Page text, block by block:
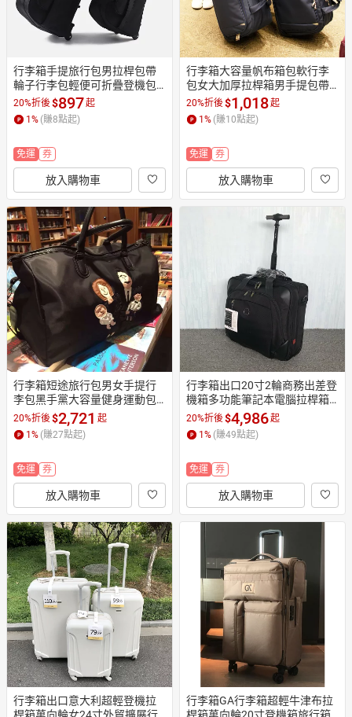
行李箱手提旅行包男拉桿包帶
輪子行李包輕便可折疊登機包
出差旅游收納袋
20%折後$897起
1 % (賺8點起)
免運 券
放入購物車
行李箱大容量帆布箱包軟行李
包女大加厚拉桿箱男手提包帶
輪子防水旅行袋
20%折後$1,018起
1 % (賺10點起)
免運 券
放入購物車
行李箱短途旅行包男女手提行
李包黑手黨大容量健身運動包
登機包旅游包袋
20%折後$2,721 起
1% (賺27點起)
免運 券
放入購物車
行李箱出口20寸2輪商務出差登
機箱多功能筆記本電腦拉桿箱
單肩手提包男
20%折後$4,986起
1% (賺49點起)
免運 券
放入購物車
行李箱出口意大利超輕登機拉
桿箱萬向輪女24寸外貿擴展行
行李箱GA行李箱超輕牛津布拉
桿箱萬向輪20寸登機箱旅行箱2